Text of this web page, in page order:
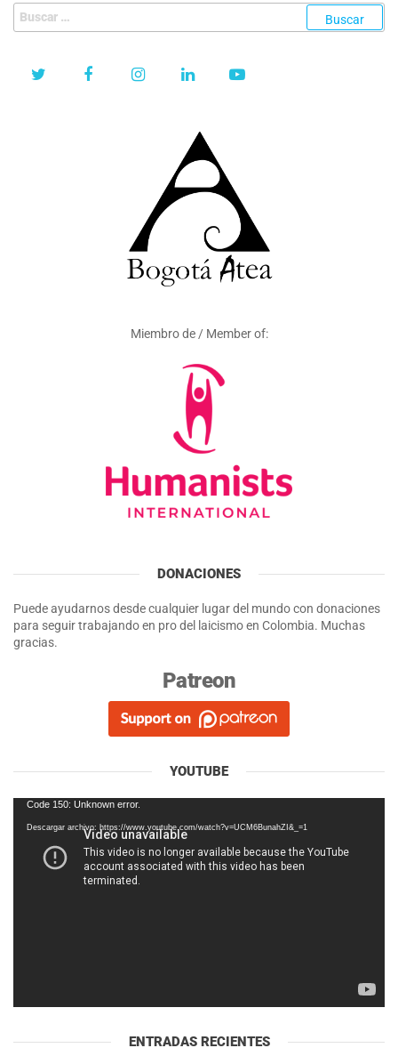
Buscar:
Miembro de / Member of:
DONACIONES
Puede ayudarnos desde cualquier lugar del mundo con donaciones
para seguir trabajando en pro del laicismo en Colombia. Muchas
gracias.
Patreon
YOUTUBE
Reproductor
Code 150: Unknown error.
Descargar archivo: https://www.youtube.com/watch?v=UCM6BunahZI&_=1
ENTRADAS RECIENTES